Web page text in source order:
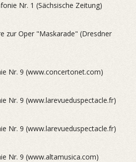
Nr. 1 (Sächsische Zeitung)
zur Oper "Maskarade" (Dresdner
Nr. 9 (www.concertonet.com)
Nr. 9 (www.larevueduspectacle.fr)
Nr. 9 (www.larevueduspectacle.fr)
Nr. 9 (www.altamusica.com)